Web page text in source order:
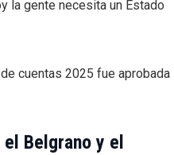
la gente necesita un Estado
cuentas 2025 fue aprobada
Belgrano y el